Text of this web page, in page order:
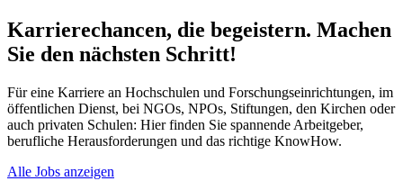
Karrierechancen, die begeistern. Machen
Sie den nächsten Schritt!
Für eine Karriere an Hochschulen und Forschungseinrichtungen, im
öffentlichen Dienst, bei NGOs, NPOs, Stiftungen, den Kirchen oder
auch privaten Schulen: Hier finden Sie spannende Arbeitgeber,
berufliche Herausforderungen und das richtige KnowHow.
Alle Jobs anzeigen